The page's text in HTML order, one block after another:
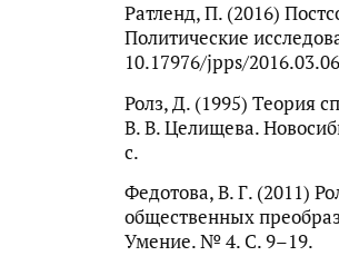
Ратленд, П. (2016)
Политические
10.17976/jpps/2016.03.06
Ролз, Д. (1995) Теория
В. В. Целищева.
с.
Федотова, В. Г. (2011)
общественных
Умение. № 4. С. 9–19.